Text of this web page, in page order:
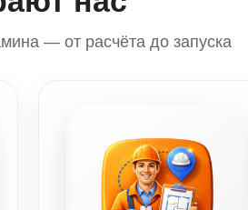
— от расчёта до запуска